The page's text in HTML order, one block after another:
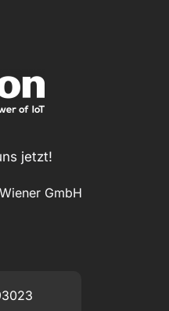
jetzt!
GmbH